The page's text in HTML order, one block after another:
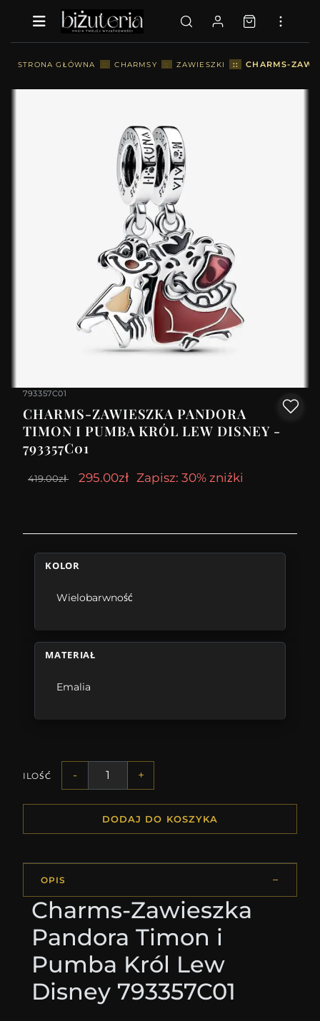
STRONA GŁÓWNA :: CHARMSY :: ZAWIESZKI :: CHARMS-
793357C01
CHARMS-ZAWIESZKA PANDORA
TIMON I PUMBA KRÓL LEW DISNEY -
793357C01
419.00zł 295.00zł Zapisz: 30% zniżki
KOLOR
Wielobarwność
MATERIAŁ
Emalia
ILOŚĆ - +
DODAJ DO KOSZYKA
OPIS
Charms-Zawieszka
Pandora Timon i
Pumba Król Lew
Disney 793357C01